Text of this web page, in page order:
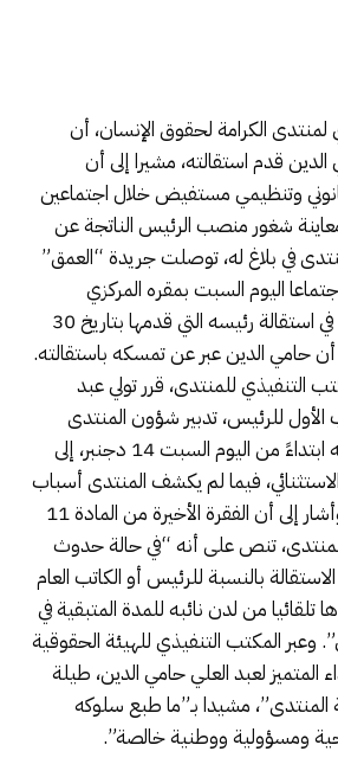
الكرامة لحقوق الإنسان، أن
قدم استقالته، مشيرا إلى أن
وتنظيمي مستفيض خلال اجتماعين
شغور منصب الرئيس الناتجة عن
في بلاغ له، توصلت جريدة “العمق”
اليوم السبت بمقره المركزي
بالرباط، من أجل البث في استقالة رئيسه التي قدمها بتاريخ 30
لافتا إلى أن حامي الدين عبر عن تمسكه باستقالته.
التنفيذي للمنتدى، قرر تولي عبد
الأول للرئيس، تدبير شؤون المنتدى
والناطق الرسمي باسمه ابتداءً من اليوم السبت 14 دجنبر، إلى
فيما لم يكشف المنتدى أسباب
استقالة حامي الدين. وأشار إلى أن الفقرة الأخيرة من المادة 11
تنص على أنه “في حالة حدوث
بالنسبة للرئيس أو الكاتب العام
تلقائيا من لدن نائبه للمدة المتبقية في
وعبر المكتب التنفيذي للهيئة الحقوقية
المتميز لعبد العلي حامي الدين، طيلة
مشيدا بـ”ما طبع سلوكه
ومسؤولية ووطنية خالصة”.